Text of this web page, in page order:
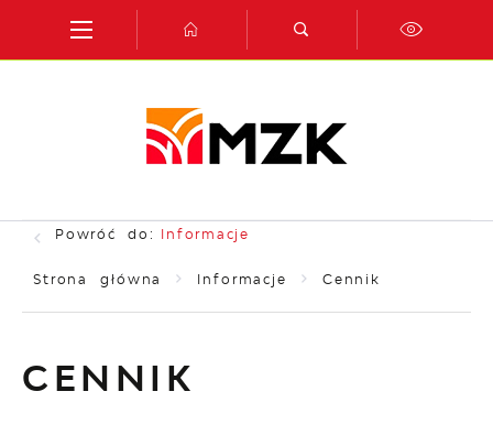
Przejdź do menu.
Przejdź do wyszukiwarki.
Przejdź do treści.
Przejdź do ustawień wielkości czcionki.
Włącz wersję kontrastową strony.
Powróć do: Informacje
Strona główna Informacje Cennik
CENNIK